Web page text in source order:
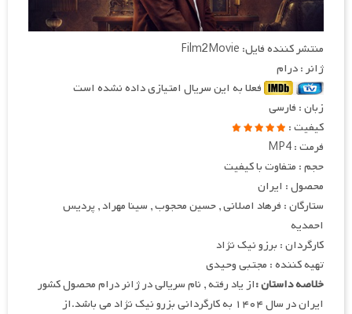
منتشر کننده فایل: Film2Movie
ژانر : درام
فعلا به این سریال امتیازی داده نشده است
زبان : فارسی
کیفیت :
فرمت : MP4
حجم : متفاوت با کیفیت
محصول : ایران
ستارگان : فرهاد اصلانی , حسین محجوب , سینا مهراد , پردیس
احمدیه
کارگردان : برزو نیک نژاد
تهیه کننده : مجتبی وحیدی
خلاصه داستان :از یاد رفته , نام سریالی در ژانر درام محصول کشور
ایران در سال ۱۴۰۴ به کارگردانی بزرو نیک نژاد می باشد.از